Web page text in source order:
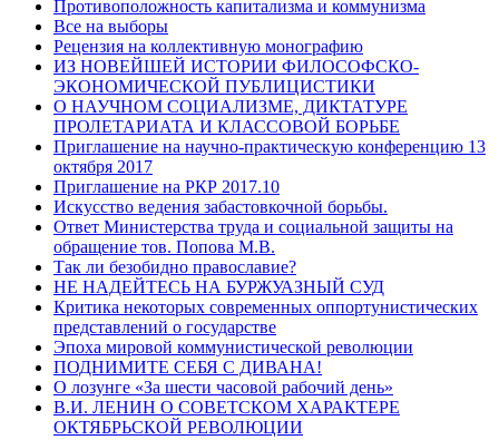
Противоположность капитализма и коммунизма
Все на выборы
Рецензия на коллективную монографию
ИЗ НОВЕЙШЕЙ ИСТОРИИ ФИЛОСОФСКО-
ЭКОНОМИЧЕСКОЙ ПУБЛИЦИСТИКИ
О НАУЧНОМ СОЦИАЛИЗМЕ, ДИКТАТУРЕ
ПРОЛЕТАРИАТА И КЛАССОВОЙ БОРЬБЕ
Приглашение на научно-практическую конференцию 13
октября 2017
Приглашение на РКР 2017.10
Искусство ведения забастовкочной борьбы.
Ответ Министерства труда и социальной защиты на
обращение тов. Попова М.В.
Так ли безобидно православие?
НЕ НАДЕЙТЕСЬ НА БУРЖУАЗНЫЙ СУД
Критика некоторых современных оппортунистических
представлений о государстве
Эпоха мировой коммунистической революции
ПОДНИМИТЕ СЕБЯ С ДИВАНА!
О лозунге «За шести часовой рабочий день»
В.И. ЛЕНИН О СОВЕТСКОМ ХАРАКТЕРЕ
ОКТЯБРЬСКОЙ РЕВОЛЮЦИИ